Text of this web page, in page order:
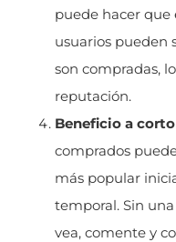
puede hacer que
usuarios pueden
son compradas,
reputación.
Beneficio a
comprados
más popular
temporal. Sin
vea, comente y